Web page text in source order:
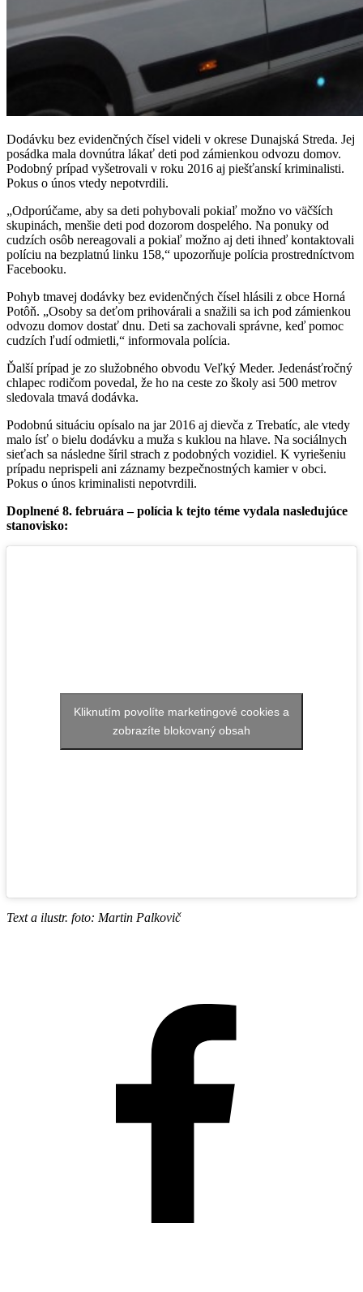
Dodávku bez evidenčných čísel videli v okrese Dunajská Streda. Jej
posádka mala dovnútra lákať deti pod zámienkou odvozu domov.
Podobný prípad vyšetrovali v roku 2016 aj piešťanskí kriminalisti.
Pokus o únos vtedy nepotvrdili.
„Odporúčame, aby sa deti pohybovali pokiaľ možno vo väčších
skupinách, menšie deti pod dozorom dospelého. Na ponuky od
cudzích osôb nereagovali a pokiaľ možno aj deti ihneď kontaktovali
políciu na bezplatnú linku 158,“ upozorňuje polícia prostredníctvom
Facebooku.
Pohyb tmavej dodávky bez evidenčných čísel hlásili z obce Horná
Potôň. „Osoby sa deťom prihovárali a snažili sa ich pod zámienkou
odvozu domov dostať dnu. Deti sa zachovali správne, keď pomoc
cudzích ľudí odmietli,“ informovala polícia.
Ďalší prípad je zo služobného obvodu Veľký Meder. Jedenásťročný
chlapec rodičom povedal, že ho na ceste zo školy asi 500 metrov
sledovala tmavá dodávka.
Podobnú situáciu opísalo na jar 2016 aj dievča z Trebatíc, ale vtedy
malo ísť o bielu dodávku a muža s kuklou na hlave. Na sociálnych
sieťach sa následne šíril strach z podobných vozidiel. K vyriešeniu
prípadu neprispeli ani záznamy bezpečnostných kamier v obci.
Pokus o únos kriminalisti nepotvrdili.
Doplnené 8. februára – polícia k tejto téme vydala nasledujúce
stanovisko:
Kliknutím povolíte marketingové cookies a
zobrazíte blokovaný obsah
Text a ilustr. foto: Martin Palkovič